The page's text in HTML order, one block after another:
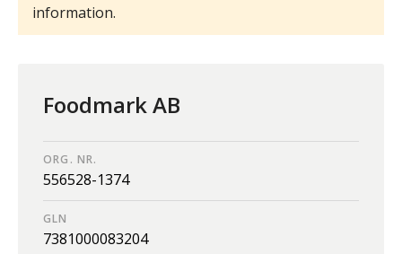
information.
Foodmark AB
ORG. NR.
556528-1374
GLN
7381000083204